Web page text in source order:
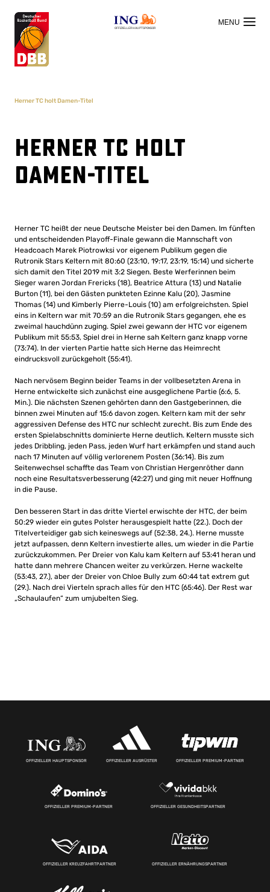
OFFIZIELLER HAUPTSPONSOR
Herner TC holt Damen-Titel
Herner TC holt
Damen-Titel
Herner TC heißt der neue Deutsche Meister bei den Damen. Im fünften
und entscheidenden Playoff-Finale gewann die Mannschaft von
Headcoach Marek Piotrowksi vor eigenem Publikum gegen die
Rutronik Stars Keltern mit 80:60 (23:10, 19:17, 23:19, 15:14) und sicherte
sich damit den Titel 2019 mit 3:2 Siegen. Beste Werferinnen beim
Sieger waren Jordan Frericks (18), Beatrice Attura (13) und Natalie
Burton (11), bei den Gästen punkteten Ezinne Kalu (20), Jasmine
Thomas (14) und Kimberly Pierre-Louis (10) am erfolgreichsten. Spiel
eins in Keltern war mit 70:59 an die Rutronik Stars gegangen, ehe es
zweimal hauchdünn zuging. Spiel zwei gewann der HTC vor eigenem
Publikum mit 55:53, Spiel drei in Herne sah Keltern ganz knapp vorne
(73:74). In der vierten Partie hatte sich Herne das Heimrecht
eindrucksvoll zurückgeholt (55:41).
Nach nervösem Beginn beider Teams in der vollbesetzten Arena in
Herne entwickelte sich zunächst eine ausgeglichene Partie (6:6, 5.
Min.). Die nächsten Szenen gehörten dann den Gastgeberinnen, die
binnen zwei Minuten auf 15:6 davon zogen. Keltern kam mit der sehr
aggressiven Defense des HTC nur schlecht zurecht. Bis zum Ende des
ersten Spielabschnitts dominierte Herne deutlich. Keltern musste sich
jedes Dribbling, jeden Pass, jeden Wurf hart erkämpfen und stand auch
nach 17 Minuten auf völlig verlorenem Posten (36:14). Bis zum
Seitenwechsel schaffte das Team von Christian Hergenröther dann
noch eine Resultatsverbesserung (42:27) und ging mit neuer Hoffnung
in die Pause.
Den besseren Start in das dritte Viertel erwischte der HTC, der beim
50:29 wieder ein gutes Polster herausgespielt hatte (22.). Doch der
Titelverteidiger gab sich keineswegs auf (52:38, 24.). Herne musste
jetzt aufpassen, denn Keltern investierte alles, um wieder in die Partie
zurückzukommen. Per Dreier von Kalu kam Keltern auf 53:41 heran und
hatte dann mehrere Chancen weiter zu verkürzen. Herne wackelte
(53:43, 27.), aber der Dreier von Chloe Bully zum 60:44 tat extrem gut
(29.). Nach drei Vierteln sprach alles für den HTC (65:46). Der Rest war
„Schaulaufen“ zum umjubelten Sieg.
OFFIZIELLER HAUPTSPONSOR OFFIZIELLER AUSRÜSTER OFFIZIELLER PREMIUM-PARTNER
OFFIZIELLER PREMIUM-PARTNER OFFIZIELLER GESUNDHEITSPARTNER
OFFIZIELLER KREUZFAHRTPARTNER OFFIZIELLER ERNÄHRUNGSPARTNER